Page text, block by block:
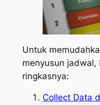
Untuk
menyusun
ringkasnya:
Collect Data